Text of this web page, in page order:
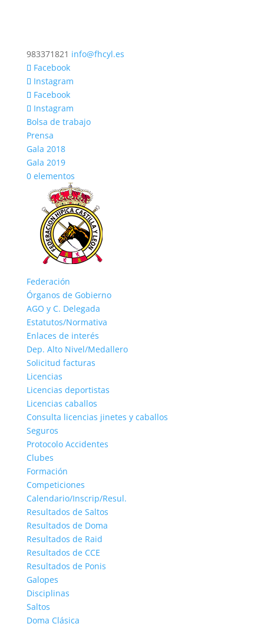
983371821 info@fhcyl.es
Facebook
Instagram
Facebook
Instagram
Bolsa de trabajo
Prensa
Gala 2018
Gala 2019
0 elementos
Federación
Órganos de Gobierno
AGO y C. Delegada
Estatutos/Normativa
Enlaces de interés
Dep. Alto Nivel/Medallero
Solicitud facturas
Licencias
Licencias deportistas
Licencias caballos
Consulta licencias jinetes y caballos
Seguros
Protocolo Accidentes
Clubes
Formación
Competiciones
Calendario/Inscrip/Resul.
Resultados de Saltos
Resultados de Doma
Resultados de Raid
Resultados de CCE
Resultados de Ponis
Galopes
Disciplinas
Saltos
Doma Clásica